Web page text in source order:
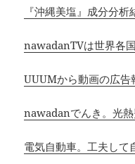
『沖縄美塩』成分分
nawadanTVは世界各
UUUMから動画の広告
nawadanでんき。光熱
電気自動車。工夫して